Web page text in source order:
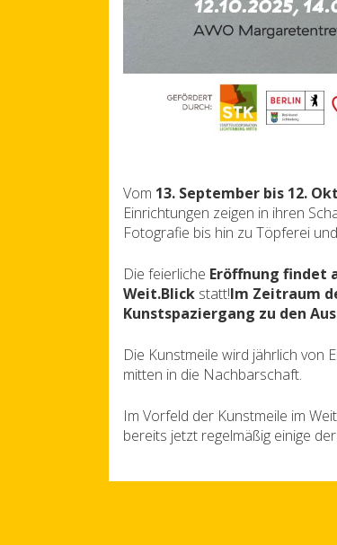
Vom 13. September bis 12.
Einrichtungen zeigen in ihren
Fotografie bis hin zu Töpferei
Die feierliche Eröffnung findet
Weit.Blick statt!Im Zeitraum
Kunstspaziergang zu den
Die Kunstmeile wird jährlich von
mitten in die Nachbarschaft.
Im Vorfeld der Kunstmeile im
bereits jetzt regelmäßig einige